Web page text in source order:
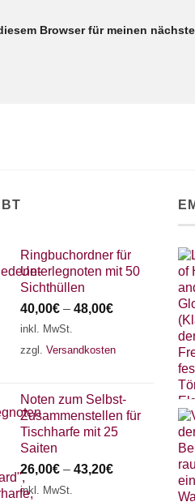
Browser für meinen
Ringbuchordner für
Unterlegnoten mit 50
Sichthüllen
40,00€ – 48,00€
inkl. MwSt.
zzgl. Versandkosten
Noten zum Selbst-
Zusammenstellen für
Tischharfe mit 25
Saiten
26,00€ – 43,20€
inkl. MwSt.